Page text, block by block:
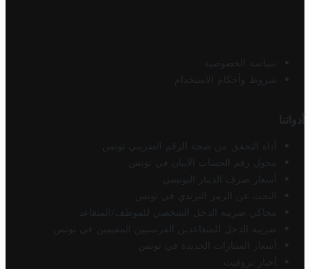
سياسة الخصوصية
شروط وأحكام الاستخدام
أدواتنا
أداة التحقق من صحة الرقم الضريبي تونس
محول رقم الحساب الآيبان في تونس
أسعار صرف الدينار التونسي
البحث عن الرمز البريدي في تونس
محاكي ضريبة الدخل الشخصي للموظف/المتقاعد
ضريبة الدخل للمتقاعدين الفرنسيين المقيمين في تونس
أسعار السيارات الجديدة في تونس
أخبار تروفيت